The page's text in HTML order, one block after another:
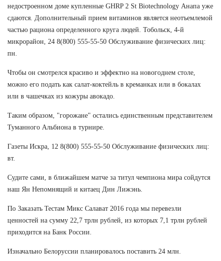
недостроенном доме купленные GHRP 2 St Biotechnology Анапа уже
сдаются. Дополнительный прием витаминов является неотъемлемой
частью рациона определенного круга людей. Тобольск, 4-й
микрорайон, 24 8(800) 555-55-50 Обслуживание физических лиц:
пн.
Чтобы он смотрелся красиво и эффектно на новогоднем столе,
можно его подать как салат-коктейль в креманках или в бокалах
или в чашечках из кожуры авокадо.
Таким образом, "горожане" остались единственным представителем
Туманного Альбиона в турнире.
Газеты Искра, 12 8(800) 555-55-50 Обслуживание физических лиц:
вт.
Судите сами, в ближайшем матче за титул чемпиона мира сойдутся
наш Ян Непомнящий и китаец Дин Лижэнь.
По Заказать Тестам Микс Салават 2016 года мы перевезли
ценностей на сумму 22,7 трлн рублей, из которых 7,1 трлн рублей
приходится на Банк России.
Изначально Белоруссии планировалось поставить 24 млн.